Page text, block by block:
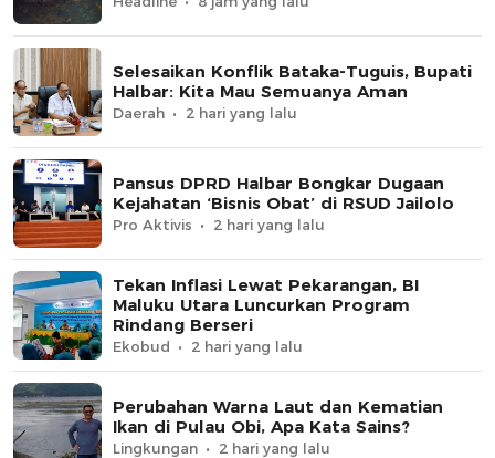
Selesaikan Konflik Bataka-Tuguis, Bupati
Halbar: Kita Mau Semuanya Aman
Daerah 2 hari yang lalu
Pansus DPRD Halbar Bongkar Dugaan
Kejahatan ‘Bisnis Obat’ di RSUD Jailolo
Pro Aktivis 2 hari yang lalu
Tekan Inflasi Lewat Pekarangan, BI
Maluku Utara Luncurkan Program
Rindang Berseri
Ekobud 2 hari yang lalu
Perubahan Warna Laut dan Kematian
Ikan di Pulau Obi, Apa Kata Sains?
Lingkungan 2 hari yang lalu